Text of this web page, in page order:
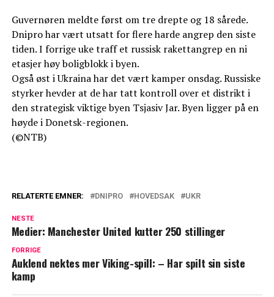
Guvernøren meldte først om tre drepte og 18 sårede.
Dnipro har vært utsatt for flere harde angrep den siste
tiden. I forrige uke traff et russisk rakettangrep en ni
etasjer høy boligblokk i byen.
Også øst i Ukraina har det vært kamper onsdag. Russiske
styrker hevder at de har tatt kontroll over et distrikt i
den strategisk viktige byen Tsjasiv Jar. Byen ligger på en
høyde i Donetsk-regionen.
(©NTB)
RELATERTE EMNER: DNIPRO HOVEDSAK UKR
NESTE
Medier: Manchester United kutter 250 stillinger
FORRIGE
Auklend nektes mer Viking-spill: – Har spilt sin siste
kamp